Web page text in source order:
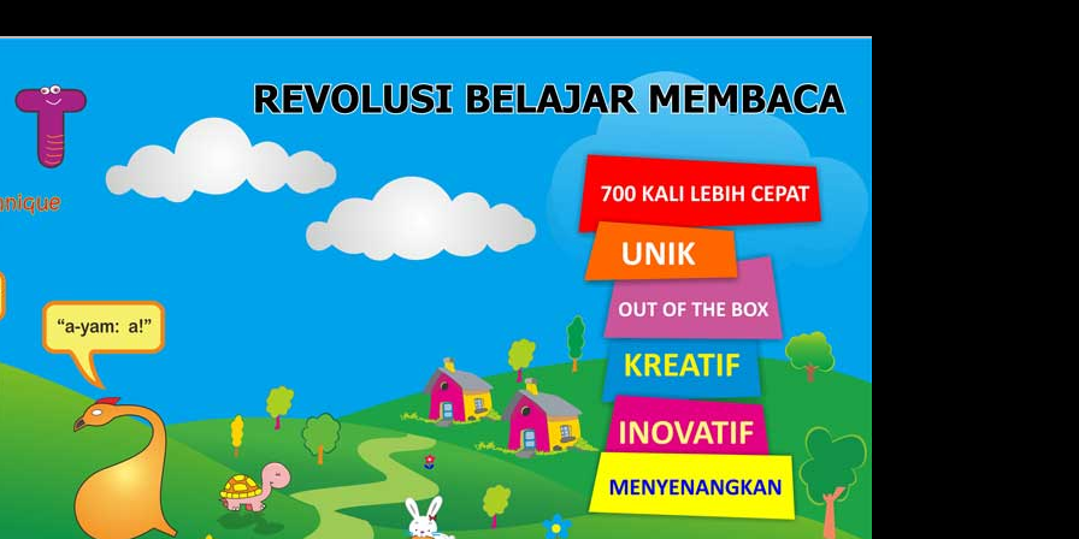
FAST
| Hub: 08233 100 4433